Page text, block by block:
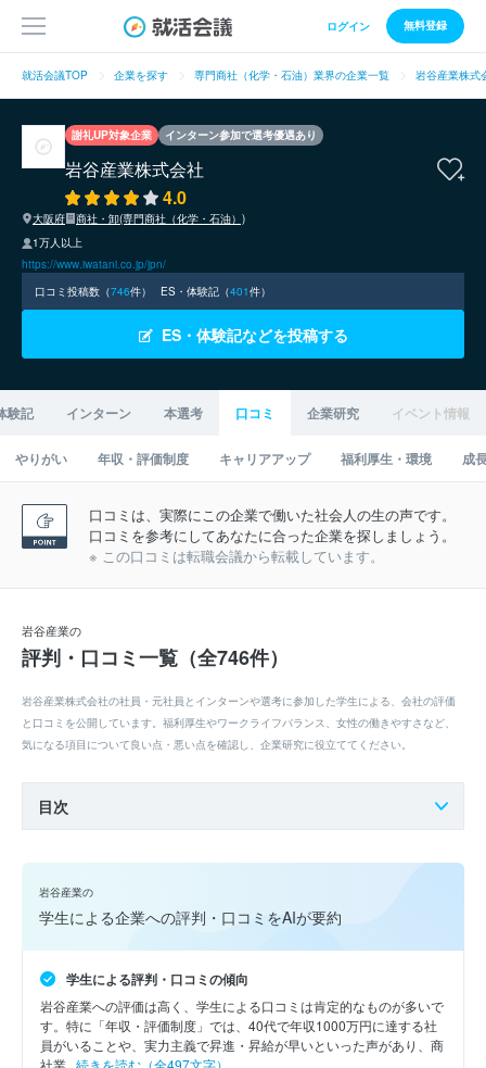
ログイン 無料登録
就活会議TOP 企業を探す 専門商社（化学・石油）業界の企業一覧 岩谷産業株式
謝礼UP対象企業 インターン参加で選考優遇あり
岩谷産業株式会社
4.0
大阪府
商社・卸(専門商社（化学・石油）)
1万人以上
https://www.iwatani.co.jp/jpn/
口コミ投稿数（746件） ES・体験記（401件）
ES・体験記などを投稿する
験記 インターン 本選考 口コミ 企業研究 イベント情報
やりがい 年収・評価制度 キャリアアップ 福利厚生・環境 成
口コミは、実際にこの企業で働いた社会人の生の声です。
口コミを参考にしてあなたに合った企業を探しましょう。
※ この口コミは転職会議から転載しています。
岩谷産業の
評判・口コミ一覧（全746件）
岩谷産業株式会社の社員・元社員とインターンや選考に参加した学生による、会社の評価
と口コミを公開しています。福利厚生やワークライフバランス、女性の働きやすさなど、
気になる項目について良い点・悪い点を確認し、企業研究に役立ててください。
目次
岩谷産業の
学生による企業への評判・口コミをAIが要約
学生による評判・口コミの傾向
岩谷産業への評価は高く、学生による口コミは肯定的なものが多いで
す。特に「年収・評価制度」では、40代で年収1000万円に達する社
員がいることや、実力主義で昇進・昇給が早いといった声があり、商
社業...続きを読む（全497文字）